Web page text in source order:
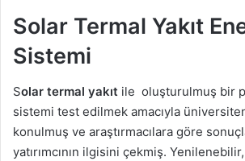
Solar Termal Yakıt
Sistemi
Solar termal yakıt ile oluşturulmuş bir
sistemi test edilmek amacıyla
konulmuş ve araştırmacılara göre
yatırımcının ilgisini çekmiş.